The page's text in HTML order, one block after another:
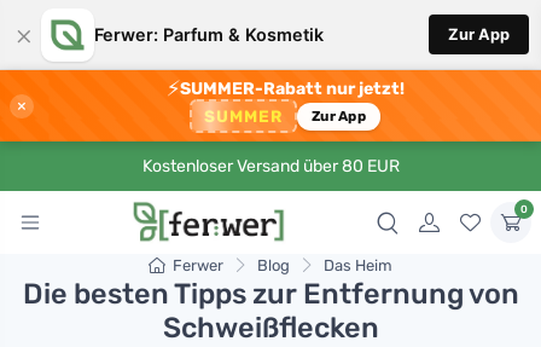
× Ferwer: Parfum & Kosmetik Zur App
×
⚡SUMMER-Rabatt nur jetzt!
SUMMER Zur App
Kostenloser Versand über 80 EUR
0
Ferwer Blog Das Heim
Die besten Tipps zur Entfernung von
Schweißflecken